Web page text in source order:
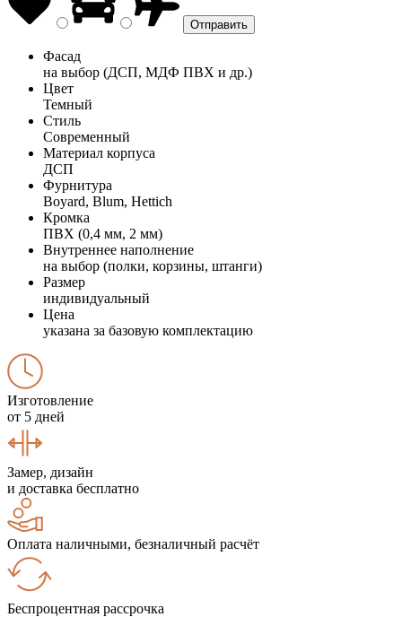
Фасад
на выбор (ДСП, МДФ ПВХ и др.)
Цвет
Темный
Стиль
Современный
Материал корпуса
ДСП
Фурнитура
Boyard, Blum, Hettich
Кромка
ПВХ (0,4 мм, 2 мм)
Внутреннее наполнение
на выбор (полки, корзины, штанги)
Размер
индивидуальный
Цена
указана за базовую комплектацию
Изготовление
от 5 дней
Замер, дизайн
и доставка бесплатно
Оплата наличными, безналичный расчёт
Беспроцентная рассрочка